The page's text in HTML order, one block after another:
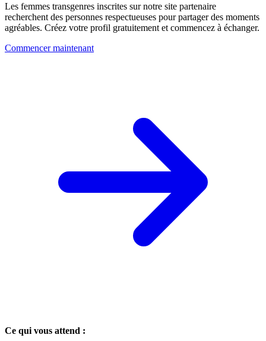
Les femmes transgenres inscrites sur notre site partenaire
recherchent des personnes respectueuses pour partager des moments
agréables. Créez votre profil gratuitement et commencez à échanger.
Commencer maintenant
Ce qui vous attend :